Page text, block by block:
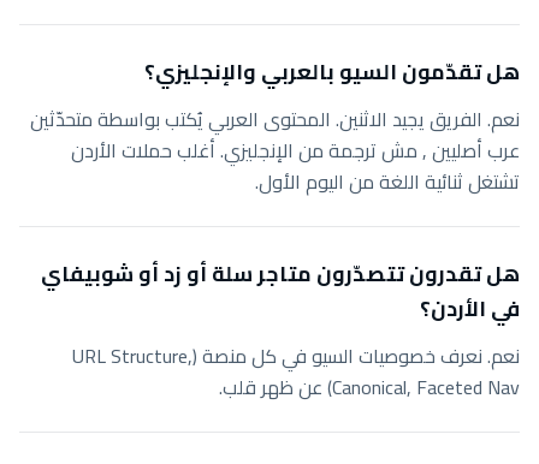
هل تقدّمون السيو بالعربي والإنجليزي؟
نعم. الفريق يجيد الاثنين. المحتوى العربي يُكتب بواسطة متحدّثين
عرب أصليين , مش ترجمة من الإنجليزي. أغلب حملات الأردن
تشتغل ثنائية اللغة من اليوم الأول.
هل تقدرون تتصدّرون متاجر سلة أو زد أو شوبيفاي
في الأردن؟
نعم. نعرف خصوصيات السيو في كل منصة (URL Structure,
Canonical, Faceted Nav) عن ظهر قلب.